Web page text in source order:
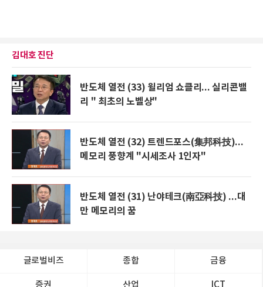
김대호 진단
반도체 열전 (33) 윌리엄 쇼클리... 실리콘밸
리 " 최초의 노벨상"
반도체 열전 (32) 트렌드포스(集邦科技)...
메모리 풍향계 "시세조사 1인자"
반도체 열전 (31) 난야테크(南亞科技) ...대
만 메모리의 꿈
글로벌비즈 종합 금융
증권 산업 ICT